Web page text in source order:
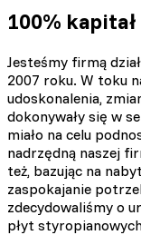
100%
Jesteśmy firmą
2007 roku. W toku
udoskonalenia,
dokonywały się w
miało na celu
nadrzędną naszej
też, bazując na
zaspokajanie
zdecydowaliśmy o
płyt